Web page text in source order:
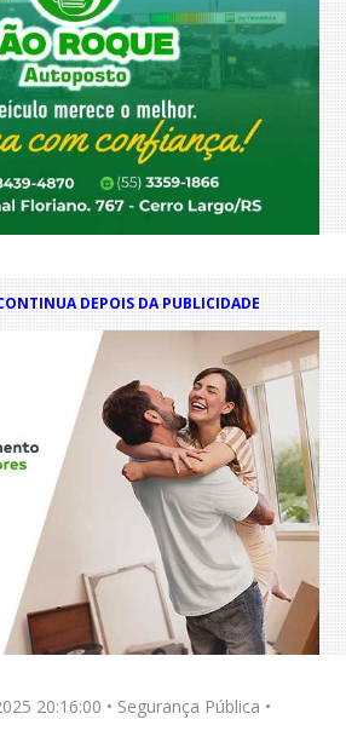
DEPOIS DA PUBLICIDADE
20:16:00 • Segurança Pública •